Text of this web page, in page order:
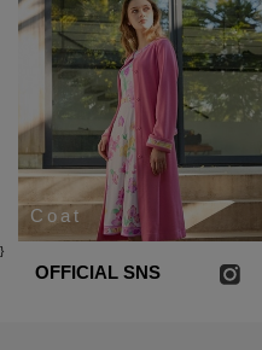
Coat
}
OFFICIAL SNS